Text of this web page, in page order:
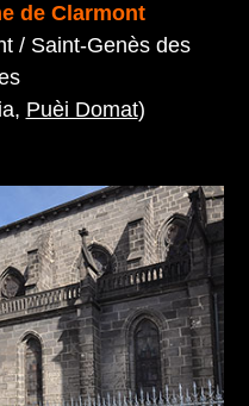
de Clarmont
/ Saint-Genès des
Puèi Domat)